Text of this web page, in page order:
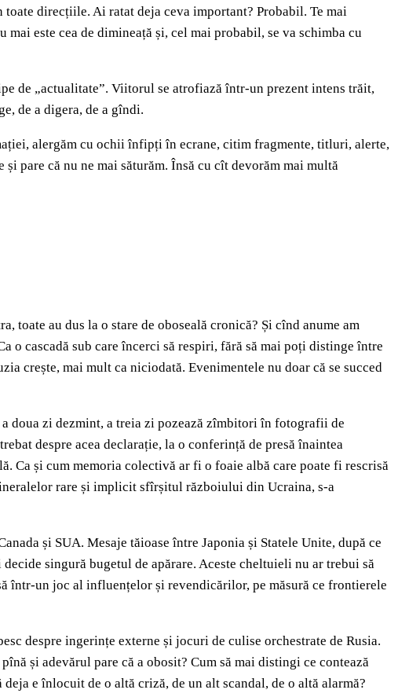
direcțiile. Ai ratat deja ceva important? Probabil. Te mai
este cea de dimineață și, cel mai probabil, se va schimba cu
de „actualitate”. Viitorul se atrofiază într-un prezent intens trăit,
de a digera, de a gîndi.
alergăm cu ochii înfipți în ecrane, citim fragmente, titluri, alerte,
pare că nu ne mai săturăm. Însă cu cît devorăm mai multă
toate au dus la o stare de oboseală cronică? Și cînd anume am
o cascadă sub care încerci să respiri, fără să mai poți distinge între
crește, mai mult ca niciodată. Evenimentele nu doar că se succed
doua zi dezmint, a treia zi pozează zîmbitori în fotografii de
despre acea declarație, la o conferință de presă înaintea
Ca și cum memoria colectivă ar fi o foaie albă care poate fi rescrisă
rare și implicit sfîrșitul războiului din Ucraina, s-a
și SUA. Mesaje tăioase între Japonia și Statele Unite, după ce
singură bugetul de apărare. Aceste cheltuieli nu ar trebui să
într-un joc al influențelor și revendicărilor, pe măsură ce frontierele
despre ingerințe externe și jocuri de culise orchestrate de Rusia.
și adevărul pare că a obosit? Cum să mai distingi ce contează
e înlocuit de o altă criză, de un alt scandal, de o altă alarmă?